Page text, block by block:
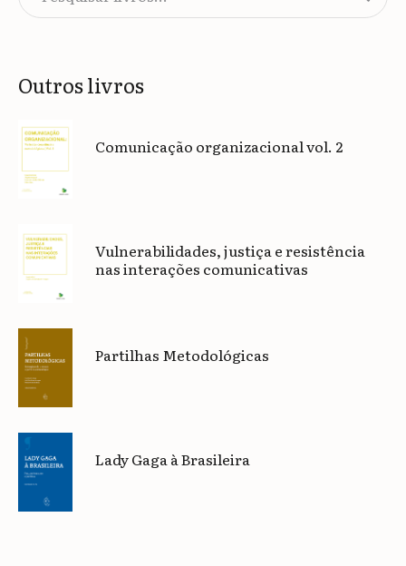
Outros livros
Comunicação organizacional vol. 2
Vulnerabilidades, justiça e resistência
nas interações comunicativas
Partilhas Metodológicas
Lady Gaga à Brasileira